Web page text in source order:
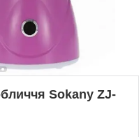
Sokany ZJ-